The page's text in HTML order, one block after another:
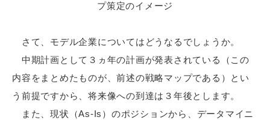
プ策定のイメージ
さて、モデル企業についてはどうなるでしょうか。
中期計画として３ヵ年の計画が発表されている（この
内容をまとめたものが、前述の戦略マップである）とい
う前提ですから、将来像への到達は３年後とします。
また、現状（As-Is）のポジションから、データマイニ